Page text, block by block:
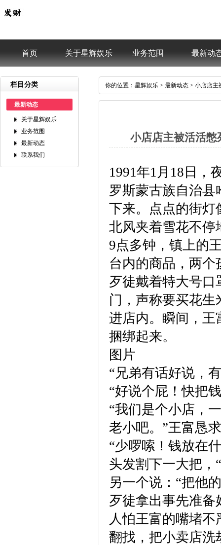
首页 关于星辉娱乐 业务范围 最新动
栏目分类
最新动态
关于星辉娱乐
业务范围
最新动态
联系我们
你的位置： 星辉娱乐 > 最新动态 >小店店主
小店店主被活活憋
1991年1月18日，
罗斯蒙古族自治县
下来。点点的街灯
北风夹着雪花不停
9点多钟，镇上的
台内的商品，两
歹徒戴着特大号
门，声称要买花
进店内。瞬间，王
捆绑起来。
图片
“兄弟有话好说，
“好说个屁！快把
“我们是个小店，
老小吧。”王富恳
“少啰嗦！钱放在
头发割下一大把，
另一个说：“把他
歹徒拿出事先准
人怕王富的嘴堵
翻找，把小卖店洗